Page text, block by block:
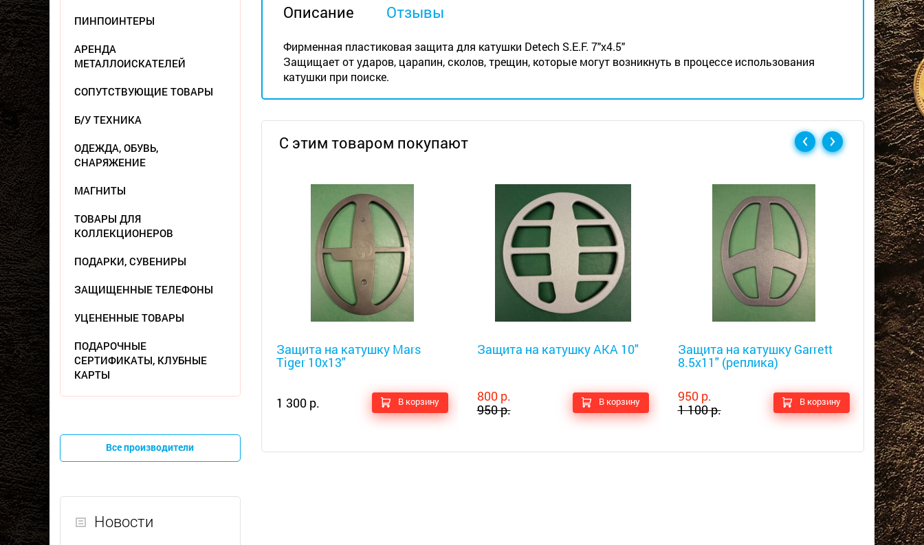
ПИНПОИНТЕРЫ
АРЕНДА
МЕТАЛЛОИСКАТЕЛЕЙ
СОПУТСТВУЮЩИЕ ТОВАРЫ
Б/У ТЕХНИКА
ОДЕЖДА, ОБУВЬ,
СНАРЯЖЕНИЕ
МАГНИТЫ
ТОВАРЫ ДЛЯ
КОЛЛЕКЦИОНЕРОВ
ПОДАРКИ, СУВЕНИРЫ
ЗАЩИЩЕННЫЕ ТЕЛЕФОНЫ
УЦЕНЕННЫЕ ТОВАРЫ
ПОДАРОЧНЫЕ
СЕРТИФИКАТЫ, КЛУБНЫЕ
КАРТЫ
Все производители
Новости
Описание Отзывы
Фирменная пластиковая защита для катушки Detech S.E.F. 7"х4.5"
Защищает от ударов, царапин, сколов, трещин, которые могут возникнуть в процессе использования
катушки при поиске.
С этим товаром покупают
Защита на катушку Mars
Tiger 10x13"
1 300 р. В корзину
Защита на катушку AKA 10"
800 р.
950 р.
В корзину
Защита на катушку Garrett
8.5x11" (реплика)
950 р.
1 100 р.
В корзину
Скидка
для XP
1 500 р.
1 850 р.